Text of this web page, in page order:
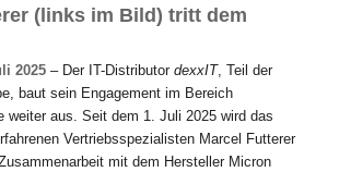
(links im Bild) tritt dem
2025 – Der IT-Distributor dexxIT, Teil der
baut sein Engagement im Bereich
weiter aus. Seit dem 1. Juli 2025 wird das
Vertriebsspezialisten Marcel Futterer
mit dem Hersteller Micron